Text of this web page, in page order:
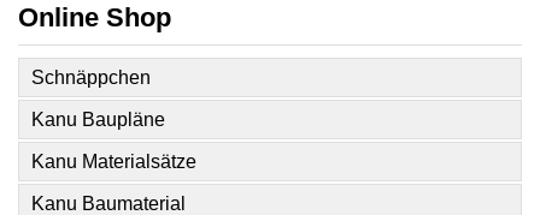
Online Shop
Schnäppchen
Kanu Baupläne
Kanu Materialsätze
Kanu Baumaterial